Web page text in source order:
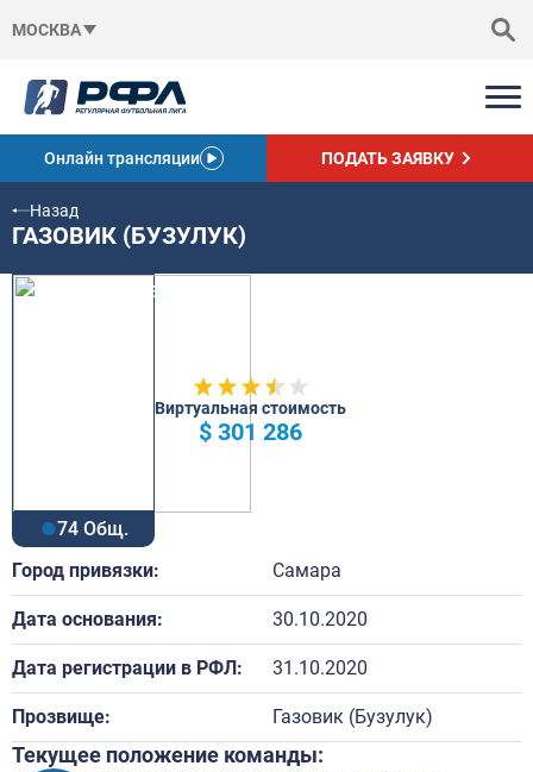
МОСКВА
Онлайн трансляции ПОДАТЬ ЗАЯВКУ
Назад
ГАЗОВИК (БУЗУЛУК)
74 Общ.
Виртуальная стоимость
$ 301 286
Город привязки: Самара
Дата основания: 30.10.2020
Дата регистрации в РФЛ: 31.10.2020
Прозвище: Газовик (Бузулук)
Текущее положение команды: